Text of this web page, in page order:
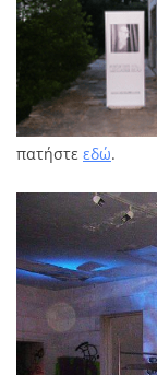
πατήστε εδώ.